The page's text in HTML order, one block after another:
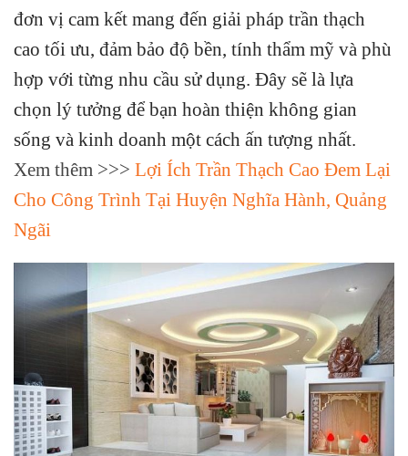
đơn vị cam kết mang đến giải pháp trần thạch
cao tối ưu, đảm bảo độ bền, tính thẩm mỹ và phù
hợp với từng nhu cầu sử dụng. Đây sẽ là lựa
chọn lý tưởng để bạn hoàn thiện không gian
sống và kinh doanh một cách ấn tượng nhất.
Xem thêm >>> Lợi Ích Trần Thạch Cao Đem Lại
Cho Công Trình Tại Huyện Nghĩa Hành, Quảng
Ngãi